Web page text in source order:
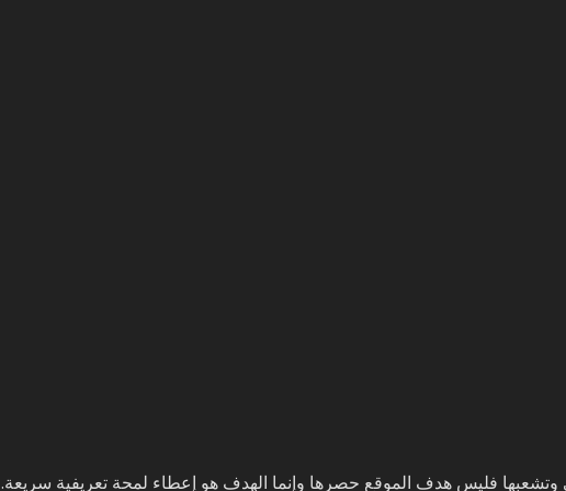
فليس هدف الموقع حصرها وإنما الهدف هو إعطاء لمحة تعريفية سريعة.